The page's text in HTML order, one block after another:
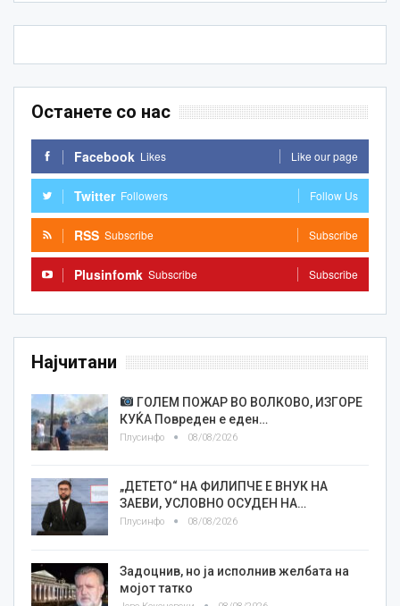
Останете со нас
Facebook Likes Like our page
Twitter Followers Follow Us
RSS Subscribe Subscribe
Plusinfomk Subscribe Subscribe
Најчитани
ГОЛЕМ ПОЖАР ВО ВОЛКОВО, ИЗГОРЕ
КУЌА Повреден е еден…
Плусинфо 08/08/2026
„ДЕТЕТО“ НА ФИЛИПЧЕ Е ВНУК НА
ЗАЕВИ, УСЛОВНО ОСУДЕН НА…
Плусинфо 08/08/2026
Задоцнив, но ја исполнив желбата на
мојот татко